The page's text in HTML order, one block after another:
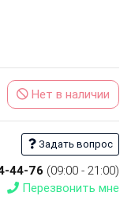
Нет в наличии
Задать вопрос
44-76 (09:00 - 21:00)
Перезвонить мне